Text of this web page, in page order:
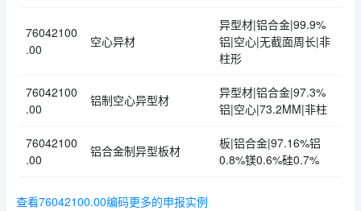
76042100
.00
空心异材
异型材|铝合金|99.9%
铝|空心|无截面周长|非
柱形
76042100
.00
铝制空心异型材
异型材|铝合金|97.3%
铝|空心|73.2MM|非柱
76042100
.00
铝合金制异型板材
板|铝合金|97.16%铝
0.8%镁0.6%硅0.7%
查看76042100.00编码更多的申报实例